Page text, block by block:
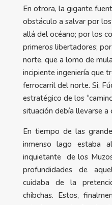
En otrora, la gigante
obstáculo a salvar por
allá del océano; por los
primeros libertadores;
norte, que a lomo de
incipiente ingeniería que
ferrocarril del norte. Si,
estratégico de los
situación debía llevarse a
En tiempo de las
inmenso lago estaba
inquietante de los
profundidades de
cuidaba de la
chibchas. Estos,